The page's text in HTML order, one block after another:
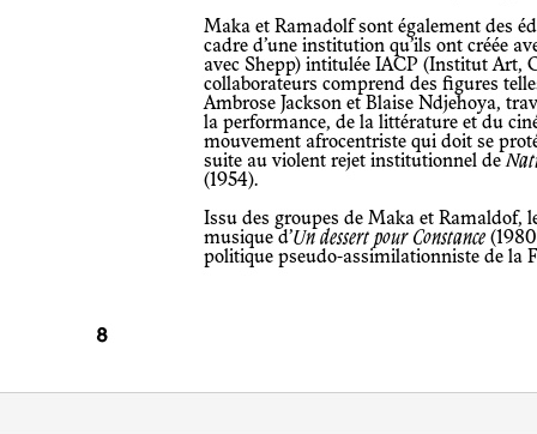
Maka et Ramadolf sont également des éducateurs engagés, à titre privé et dans le
cadre d’une institution qu’ils ont créée
avec Shepp) intitulée IACP (Institut Art,
collaborateurs comprend des figures
Ambrose Jackson et Blaise Ndjehoya,
la performance, de la littérature et du
mouvement afrocentriste qui doit se
suite au violent rejet institutionnel de
(1954).
Issu des groupes de Maka et Ramaldof, le saxophoniste Yebga Likoba compose la
musique d’Un dessert pour Constance
politique pseudo-assimilationniste de la